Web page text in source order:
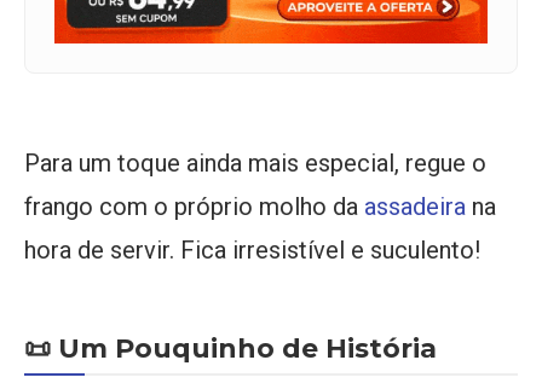
Para um toque ainda mais especial, regue o
frango com o próprio molho da assadeira na
hora de servir. Fica irresistível e suculento!
📜 Um Pouquinho de História